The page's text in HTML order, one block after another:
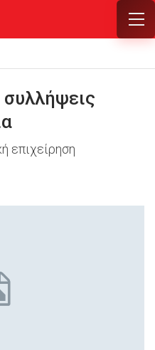
επιχείρηση